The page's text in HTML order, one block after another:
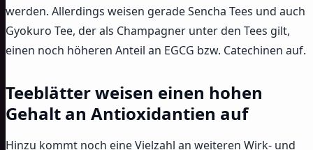
werden. Allerdings weisen gerade Sencha Tees und auch
Gyokuro Tee, der als Champagner unter den Tees gilt,
einen noch höheren Anteil an EGCG bzw. Catechinen auf.
Teeblätter weisen einen hohen
Gehalt an Antioxidantien auf
Hinzu kommt noch eine Vielzahl an weiteren Wirk- und